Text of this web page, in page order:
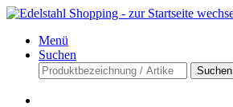
Menü
Suchen
Suchen